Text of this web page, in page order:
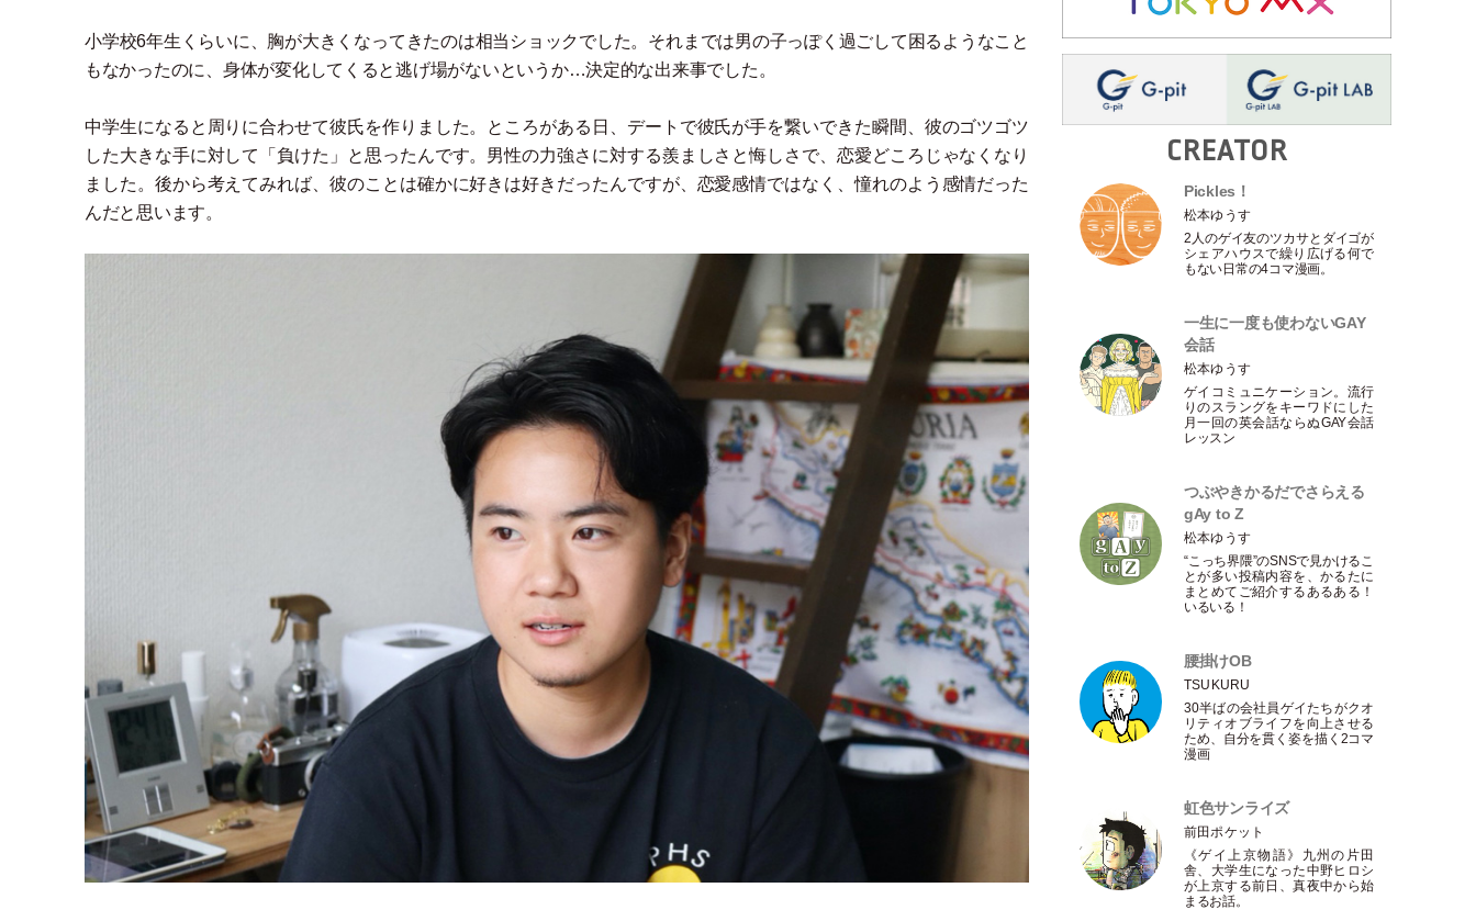
小学校6年生くらいに、胸が大きくなってきたのは相当ショックでした。それまでは男の子っぽく過ごして困るようなこと
もなかったのに、身体が変化してくると逃げ場がないというか…決定的な出来事でした。
中学生になると周りに合わせて彼氏を作りました。ところがある日、デートで彼氏が手を繋いできた瞬間、彼のゴツゴツ
した大きな手に対して
「 負けた 」
と思ったんです。男性の力強さに対する羨ましさと悔しさで、恋愛どころじゃなくなり
ました。後から考えてみれば、彼のことは確かに好きは好きだったんですが、恋愛感情ではなく、憧れのよう感情だった
んだと思います。
CREATOR
Pickles！
松本ゆうす
2人のゲイ友のツカサとダイゴが
シェアハウスで繰り広げる何で
もない日常の4コマ漫画。
一生に一度も使わないGAY
会話
松本ゆうす
ゲイコミュニケーション。流行
りのスラングをキーワドにした
月一回の英会話ならぬGAY会話
レッスン
つぶやきかるだでさらえる
gAy to Z
松本ゆうす
“こっち界隈”のSNSで見かけるこ
とが多い投稿内容を、かるたに
まとめてご紹介するあるある！
いるいる！
腰掛けOB
TSUKURU
30半ばの会社員ゲイたちがクオ
リティオブライフを向上させる
ため、自分を貫く姿を描く2コマ
漫画
虹色サンライズ
前田ポケット
《ゲイ上京物語》九州の片田
舎、大学生になった中野ヒロシ
が上京する前日、真夜中から始
まるお話。